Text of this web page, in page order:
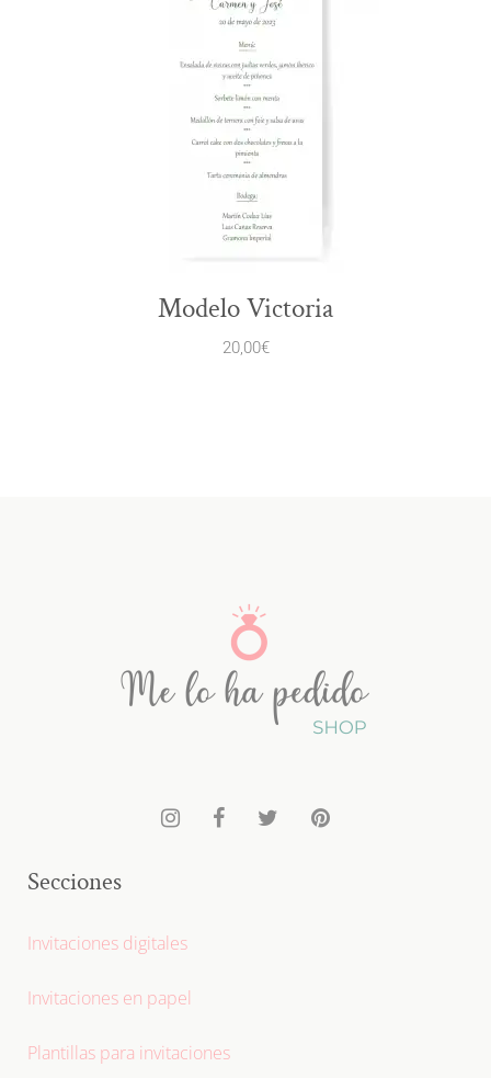
Modelo Victoria
20,00€
Secciones
Invitaciones digitales
Invitaciones en papel
Plantillas para invitaciones